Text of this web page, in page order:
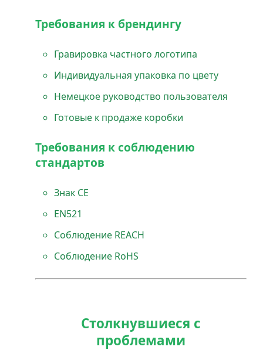
Требования к брендингу
Гравировка частного логотипа
Индивидуальная упаковка по цвету
Немецкое руководство пользователя
Готовые к продаже коробки
Требования к соблюдению
стандартов
Знак CE
EN521
Соблюдение REACH
Соблюдение RoHS
Столкнувшиеся с
проблемами